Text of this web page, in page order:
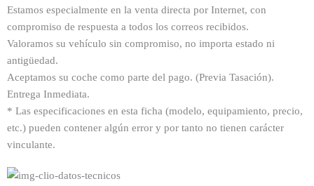
Estamos especialmente en la venta directa por Internet, con
compromiso de respuesta a todos los correos recibidos.
Valoramos su vehículo sin compromiso, no importa estado ni
antigüedad.
Aceptamos su coche como parte del pago. (Previa Tasación).
Entrega Inmediata.
* Las especificaciones en esta ficha (modelo, equipamiento, precio,
etc.) pueden contener algún error y por tanto no tienen carácter
vinculante.